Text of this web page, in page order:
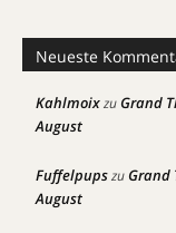
Neueste
KahlmoixzuGrand
August
FuffelpupszuGrand
August